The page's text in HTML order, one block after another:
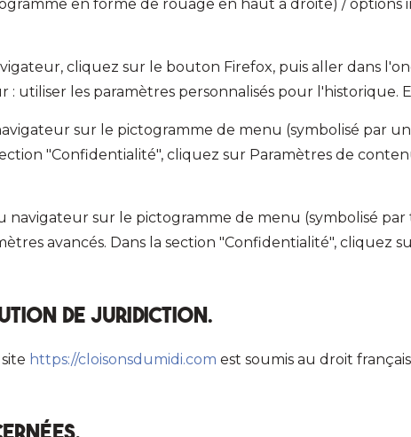
en forme de rouage en haut a droite) / options
cliquez sur le bouton Firefox, puis aller dans
: utiliser les paramètres personnalisés pour l'historique.
sur le pictogramme de menu (symbolisé par
"Confidentialité", cliquez sur Paramètres de
navigateur sur le pictogramme de menu (symbolisé
avancés. Dans la section "Confidentialité", cliquez
de juridiction.
https://cloisonsdumidi.com est soumis au droit